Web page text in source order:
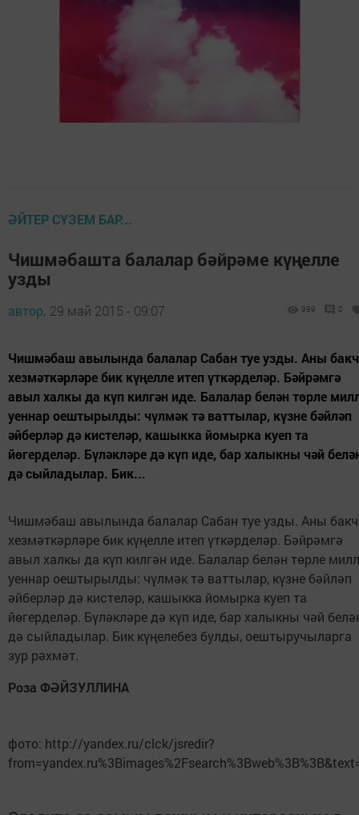
ӘЙТЕР СҮЗЕМ БАР...
Чишмәбашта балалар бәйрәме күңелле
узды
автор, 29 май 2015 - 09:07 999 0
Чишмәбаш авылында балалар Сабан туе узды. Аны
хезмәткәрләре бик күңелле итеп үткәрделәр. Бәйрәмгә
авыл халкы да күп килгән иде. Балалар белән төрле
уеннар оештырылды: чүлмәк тә ваттылар, күзне бәйләп
әйберләр дә кистеләр, кашыкка йомырка куеп та
йөгерделәр. Бүләкләре дә күп иде, бар халыкны чәй
дә сыйладылар. Бик...
Чишмәбаш авылында балалар Сабан туе узды. Аны
хезмәткәрләре бик күңелле итеп үткәрделәр. Бәйрәмгә
авыл халкы да күп килгән иде. Балалар белән төрле
уеннар оештырылды: чүлмәк тә ваттылар, күзне бәйләп
әйберләр дә кистеләр, кашыкка йомырка куеп та
йөгерделәр. Бүләкләре дә күп иде, бар халыкны чәй
дә сыйладылар. Бик күңелебез булды, оештыручыларга
зур рәхмәт.
Роза ФӘЙЗУЛЛИНА
фото: http://yandex.ru/clck/jsredir?